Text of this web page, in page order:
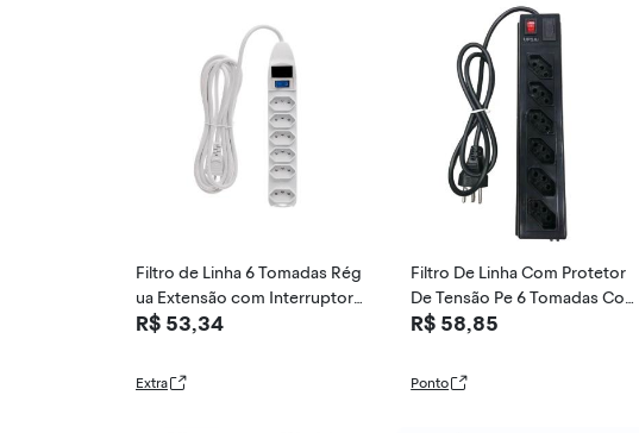
Filtro de Linha 6 Tomadas Rég
ua Extensão com Interruptor
de Luz Energia
R$ 53,34
Extra
Filtro De Linha Com Protetor
De Tensão Pe 6 Tomadas Co
m Fio
R$ 58,85
Ponto